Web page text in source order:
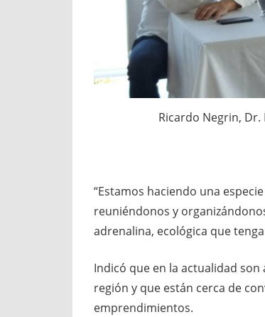
Ricardo Negrin, Dr.
“Estamos haciendo una
reuniéndonos y
adrenalina, ecológica que
Indicó que en la actualidad
región y que están cerca de
emprendimientos.